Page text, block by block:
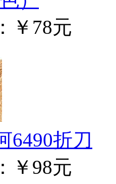
￥78元
6490折刀
￥98元